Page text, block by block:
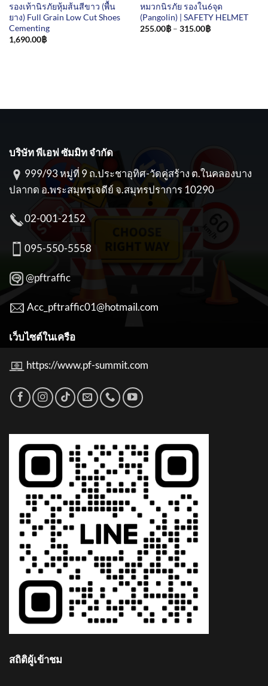
รองเท้านิรภัยหุ้มส้นสีขาว (พื้น
ยาง) Full Grain Low Cut Shoes
Cementing
1,690.00฿
หมวกนิรภัย รองใน6จุด
(Pangolin) | SAFETY HELMET
255.00฿ – 315.00฿Price
บริษัท พีเอฟ ซัมมิท จำกัด
999/93 หมู่ที่ 9 ถ.ประชาอุทิศ-วัดคู่สร้าง ต.ในคลองบาง
ปลากด อ.พระสมุทรเจดีย์ จ.สมุทรปราการ 10290
02-001-2152
095-550-5558
@pftraffic
Acc_pftraffic01@hotmail.com
เว็บไซต์ในเครือ
https://www.pf-summit.com
สถิติผู้เข้าชม